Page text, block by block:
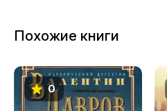
Похожие книги
0